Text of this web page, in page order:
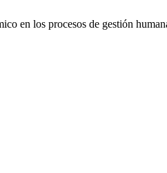
en los procesos de gestión